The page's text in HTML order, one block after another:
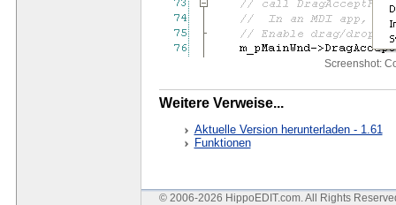
Screenshot:
Weitere Verweise...
Aktuelle Version herunterladen - 1.61
Funktionen
© 2006-2026 HippoEDIT.com. All Rights